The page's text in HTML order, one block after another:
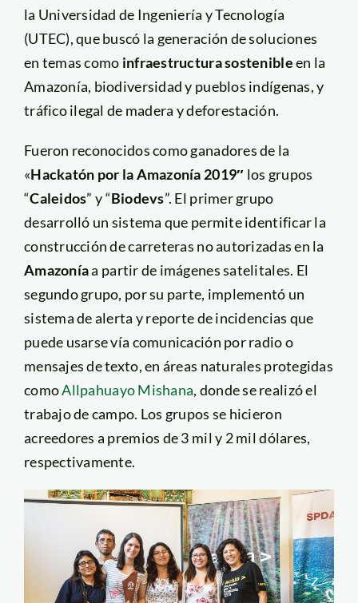
la Universidad de Ingeniería y Tecnología
(UTEC), que buscó la generación de soluciones
en temas como infraestructura sostenibleen la
Amazonía, biodiversidad y pueblos indígenas, y
tráfico ilegal de madera y deforestación.
Fueron reconocidos como ganadores de la
«Hackatón por la Amazonía 2019″ los grupos
“Caleidos” y “Biodevs”. El primer grupo
desarrolló un sistema que permite identificar la
construcción de carreteras no autorizadas en la
Amazoníaa partir de imágenes satelitales. El
segundo grupo, por su parte, implementó un
sistema de alerta y reporte de incidencias que
puede usarse vía comunicación por radio o
mensajes de texto, en áreas naturales protegidas
comoAllpahuayo Mishana, donde se realizó el
trabajo de campo. Los grupos se hicieron
acreedores a premios de 3 mil y 2 mil dólares,
respectivamente.